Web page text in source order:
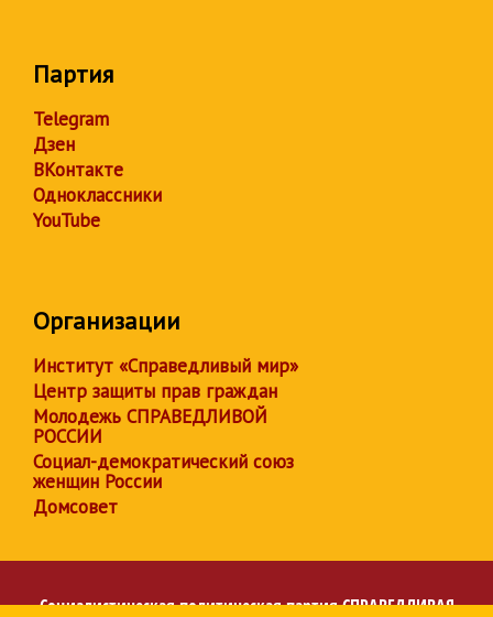
Партия
Telegram
Дзен
ВКонтакте
Одноклассники
YouTube
Организации
Институт «Справедливый мир»
Центр защиты прав граждан
Молодежь СПРАВЕДЛИВОЙ
РОССИИ
Социал-демократический союз
женщин России
Домсовет
Социалистическая политическая партияСПРАВЕДЛИВАЯ